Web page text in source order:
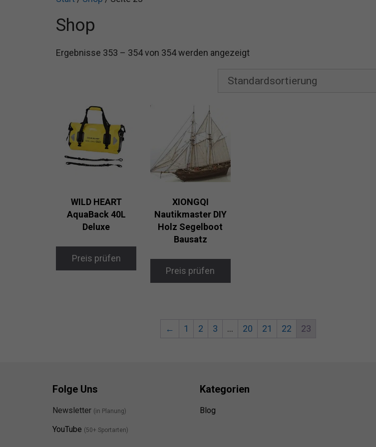
Shop
Ergebnisse 353 – 354 von 354 werden angezeigt
WILD HEART
AquaBack 40L
Deluxe
Preis prüfen
XIONGQI
Nautikmaster DIY
Holz Segelboot
Bausatz
Preis prüfen
← 1 2 3 … 20 21 22 23
Folge Uns
Newsletter (in Planung)
YouTube (50+ Sportarten)
Kategorien
Blog